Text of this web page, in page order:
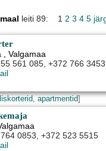
leiti 89: 1 2 3 4 5
, Valgamaa
561 085, +372 766 3453
apartmentid]
0853, +372 523 5515